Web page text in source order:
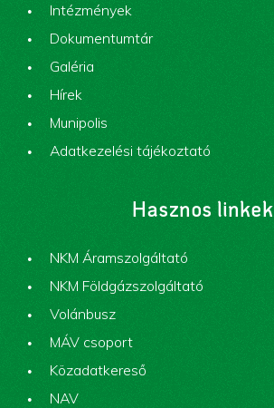
Intézmények
Dokumentumtár
Galéria
Hírek
Munipolis
Adatkezelési tájékoztató
Hasznos linkek
NKM Áramszolgáltató
NKM Földgázszolgáltató
Volánbusz
MÁV csoport
Közadatkereső
NAV